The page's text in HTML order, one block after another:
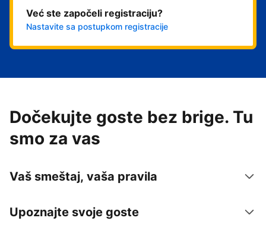
Već ste započeli registraciju?
Nastavite sa postupkom registracije
Dočekujte goste bez brige. Tu
smo za vas
Vaš smeštaj, vaša pravila
Upoznajte svoje goste